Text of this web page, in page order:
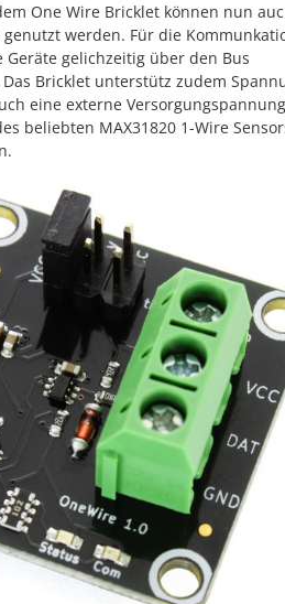
One Wire Bricklet können nun
werden. Für die
Geräte gelichzeitig über den Bus
Bricklet unterstütz zudem
eine externe
beliebten MAX31820 1-Wire